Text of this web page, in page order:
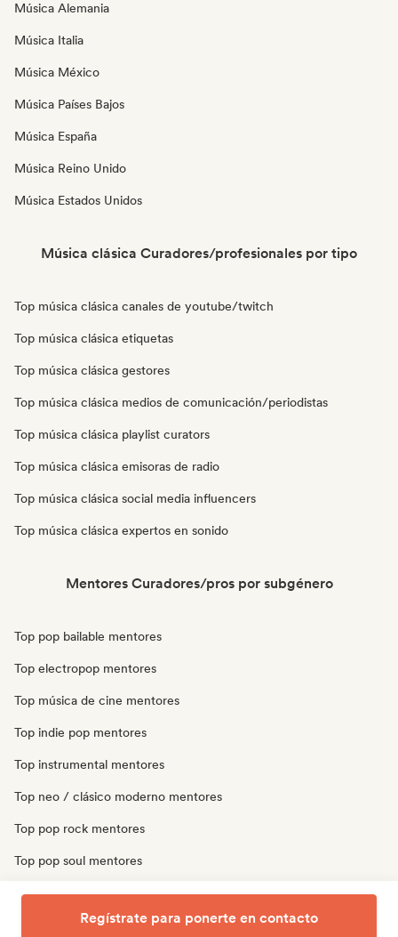
Música Alemania
Música Italia
Música México
Música Países Bajos
Música España
Música Reino Unido
Música Estados Unidos
Música clásica Curadores/profesionales por tipo
Top música clásica canales de youtube/twitch
Top música clásica etiquetas
Top música clásica gestores
Top música clásica medios de comunicación/periodistas
Top música clásica playlist curators
Top música clásica emisoras de radio
Top música clásica social media influencers
Top música clásica expertos en sonido
Mentores Curadores/pros por subgénero
Top pop bailable mentores
Top electropop mentores
Top música de cine mentores
Top indie pop mentores
Top instrumental mentores
Top neo / clásico moderno mentores
Top pop rock mentores
Top pop soul mentores
Top pop progresivo mentores
Top piano solo mentores
Regístrate para ponerte en contacto